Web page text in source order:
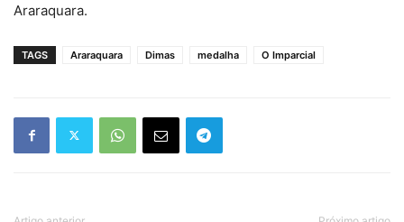
Araraquara.
TAGS Araraquara Dimas medalha O Imparcial